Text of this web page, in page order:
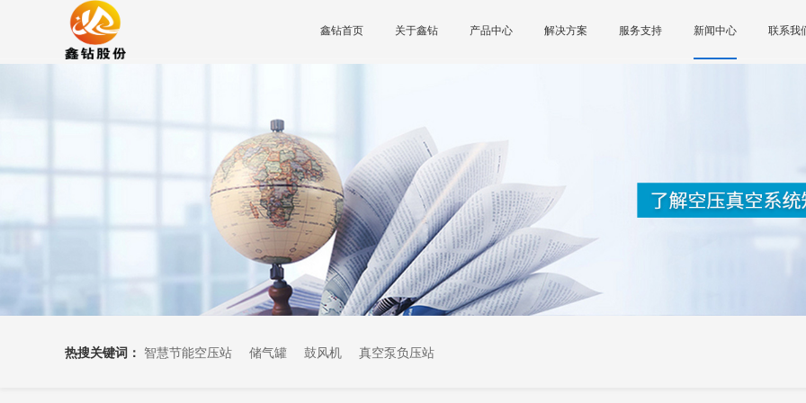
鑫钻首页 关于鑫钻 产品中心 解决方案 服务支持 新闻中心 联系我
热搜关键词： 智慧节能空压站 储气罐 鼓风机 真空泵负压站